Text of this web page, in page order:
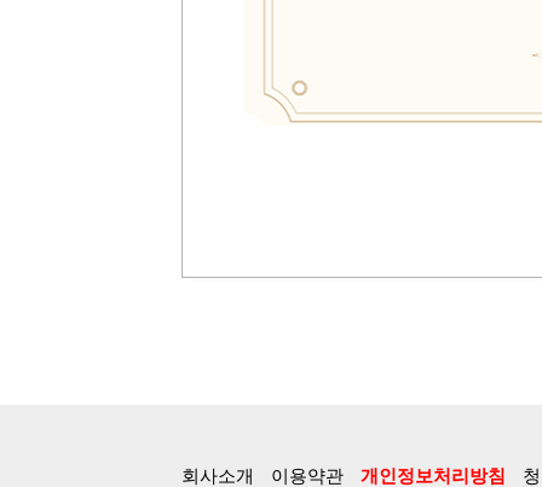
회사소개 이용약관 개인정보처리방침